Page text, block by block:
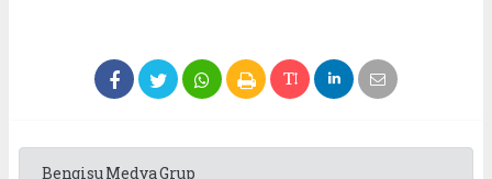
Bengisu Medya Grup